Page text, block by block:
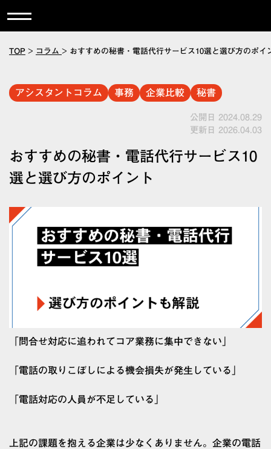
TOP > コラム > おすすめの秘書・電話代行サービス10選と選び方のポイ
アシスタントコラム 事務 企業比較 秘書
公開日 2024.08.29
更新日 2026.04.03
おすすめの秘書・電話代行サービス10
選と選び方のポイント
「問合せ対応に追われてコア業務に集中できない
「電話の取りこぼしによる機会損失が発生 している」
「電話対応の 人員が不足 している」
上記の課題を抱える企業は少なくありません。企業の電話